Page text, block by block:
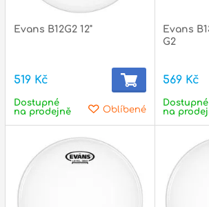
Evans B12G2 12"
519 Kč
Oblíbené
Dostupné
na prodejně
Evans
G2
569 Kč
Dostupné
na